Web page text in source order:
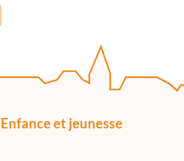
Enfance et jeunesse